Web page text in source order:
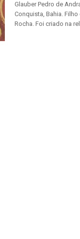
Glauber Pedro de
Conquista, Bahia.
Rocha. Foi criado na